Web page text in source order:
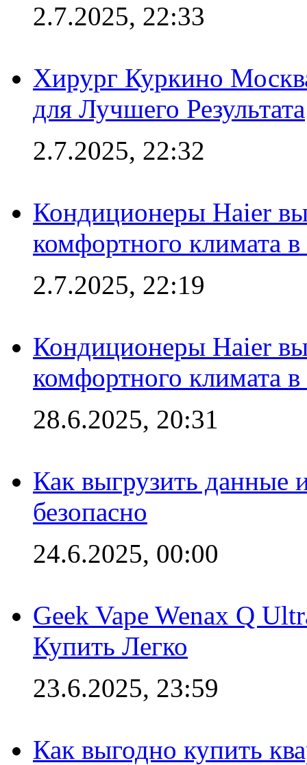
2.7.2025, 22:33
Хирург Куркино
для Лучшего Результата
2.7.2025, 22:32
Кондиционеры Haier
комфортного климата
2.7.2025, 22:19
Кондиционеры Haier
комфортного климата
28.6.2025, 20:31
Как выгрузить данные
безопасно
24.6.2025, 00:00
Geek Vape Wenax Q
Купить Легко
23.6.2025, 23:59
Как выгодно купить